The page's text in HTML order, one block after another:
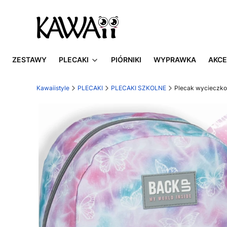
ZESTAWY PLECAKI PIÓRNIKI WYPRAWKA
Kawaiistyle PLECAKI PLECAKI SZKOLNE Plecak